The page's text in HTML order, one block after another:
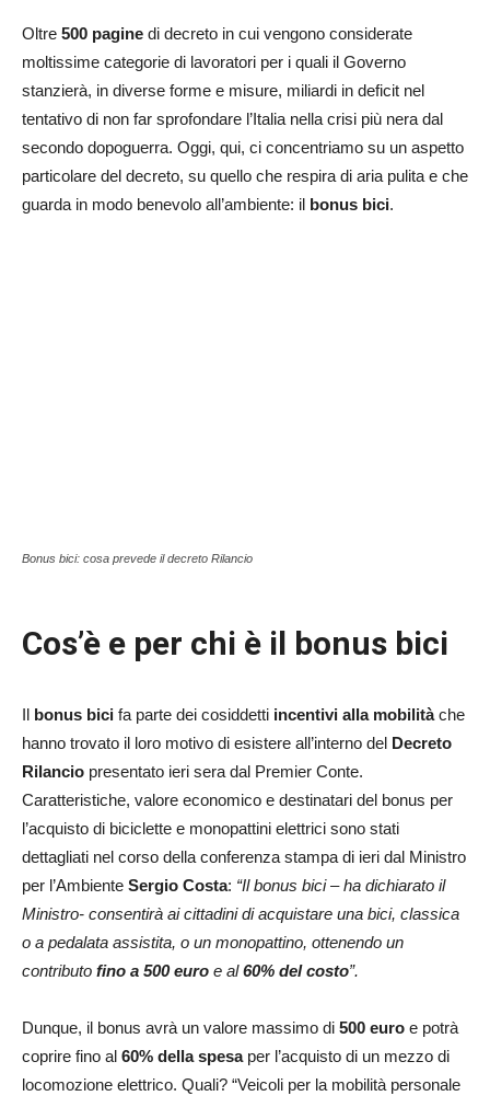
Oltre 500 pagine di decreto in cui vengono considerate
moltissime categorie di lavoratori per i quali il Governo
stanzierà, in diverse forme e misure, miliardi in deficit nel
tentativo di non far sprofondare l’Italia nella crisi più nera dal
secondo dopoguerra. Oggi, qui, ci concentriamo su un aspetto
particolare del decreto, su quello che respira di aria pulita e che
guarda in modo benevolo all’ambiente: il bonus bici.
Bonus bici: cosa prevede il decreto Rilancio
Cos’è e per chi è il bonus bici
Il bonus bici fa parte dei cosiddetti incentivi alla mobilitàche
hanno trovato il loro motivo di esistere all’interno del Decreto
Rilancio presentato ieri sera dal Premier Conte.
Caratteristiche, valore economico e destinatari del bonus per
l’acquisto di biciclette e monopattini elettrici sono stati
dettagliati nel corso della conferenza stampa di ieri dal Ministro
per l’Ambiente Sergio Costa: “Il bonus bici – ha dichiarato il
Ministro- consentirà ai cittadini di acquistare una bici, classica
o a pedalata assistita, o un monopattino, ottenendo un
contributo fino a 500 euro e al60% del costo”.
Dunque, il bonus avrà un valore massimo di 500 euro e potrà
coprire fino al 60% della spesaper l’acquisto di un mezzo di
locomozione elettrico. Quali? “Veicoli per la mobilità personale